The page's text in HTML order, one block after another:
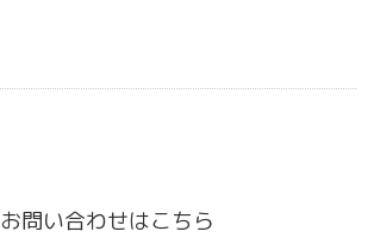
お問い合わせはこちら